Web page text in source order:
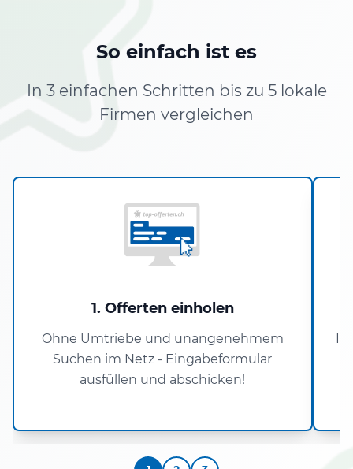
So einfach ist es
In 3 einfachen Schritten bis zu 5 lokale
Firmen vergleichen
1. Offerten einholen
Ohne Umtriebe und unangenehmem
Suchen im Netz - Eingabeformular
ausfüllen und abschicken!